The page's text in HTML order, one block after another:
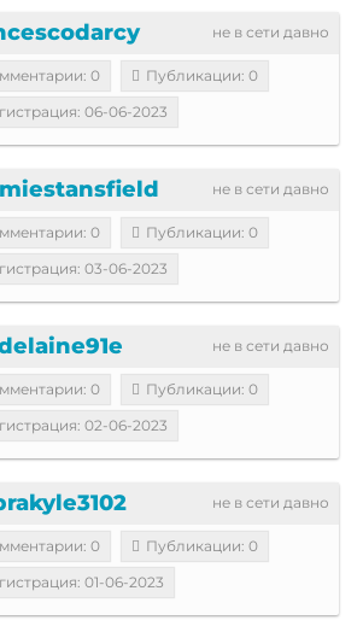
не в сети давно
0
Публикации: 0
06-06-2023
не в сети давно
0
Публикации: 0
03-06-2023
не в сети давно
0
Публикации: 0
02-06-2023
не в сети давно
0
Публикации: 0
01-06-2023